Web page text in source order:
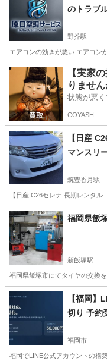
のトラブ
野芥駅
エアコンの効きが悪い エアコン
福岡 福岡市 野芥駅
【実家
りません
状態が悪く
COYASH
【日産
マンスリ
筑豊香月駅
【日産 C26セレナ 長期レンタ
福岡 北九州市 筑豊香
福岡県飯
新飯塚駅
福岡県飯塚市にてタイヤの交換
福岡 飯塚市 新飯塚駅
【福岡】
切り 予約
福岡市
福岡でLINE公式アカウントの構